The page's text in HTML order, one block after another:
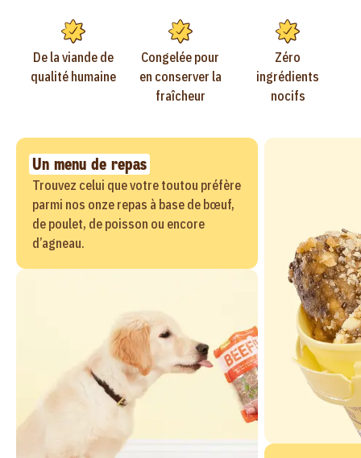
De la viande de
qualité humaine
Congelée pour
en conserver la
fraîcheur
Zéro
ingrédients
nocifs
Un menu de repas
Trouvez celui que votre toutou préfère
parmi nos onze repas à base de bœuf,
de poulet, de poisson ou encore
d’agneau.